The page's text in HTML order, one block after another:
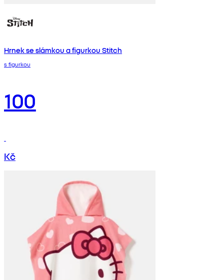
Hrnek se slámkou a figurkou Stitch
s figurkou
100
Kč